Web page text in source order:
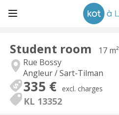
Student room
17 m²
Rue Bossy
Angleur / Sart-Tilman
335 € excl. charges
KL 13352